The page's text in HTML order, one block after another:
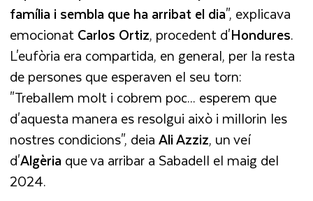
família i sembla que ha arribat el dia", explicava
emocionatCarlos Ortiz, procedent d'Hondures.
L'eufòria era compartida, en general, per la resta
de persones que esperaven el seu torn:
"Treballem molt i cobrem poc... esperem que
d'aquesta manera es resolgui això i millorin les
nostres condicions", deiaAli Azziz, un veí
d'Algèriaque va arribar a Sabadell el maig del
2024.